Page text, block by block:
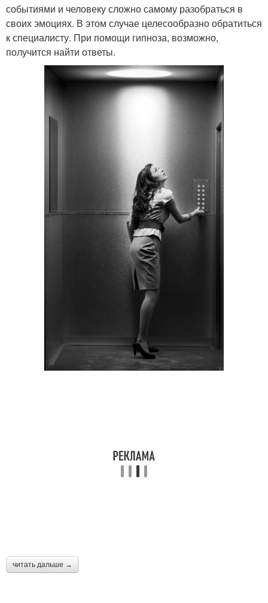
событиями и человеку сложно самому разобраться в
своих эмоциях. В этом случае целесообразно обратиться
к специалисту. При помощи гипноза, возможно,
получится найти ответы.
читать дальше →